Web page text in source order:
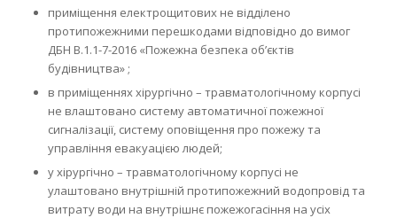
приміщення електрощитових не відділено
протипожежними перешкодами відповідно до вимог
ДБН В.1.1-7-2016 «Пожежна безпека об’єктів
будівництва» ;
в приміщеннях хірургічно – травматологічному корпусі
не влаштовано систему автоматичної пожежної
сигналізації, систему оповіщення про пожежу та
управління евакуацією людей;
у хірургічно – травматологічному корпусі не
улаштовано внутрішній протипожежний водопровід та
витрату води на внутрішнє пожежогасіння на усіх